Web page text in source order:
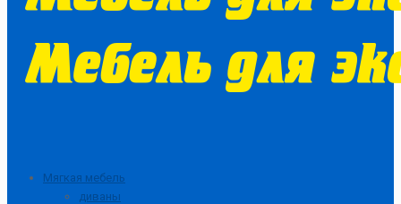
Мягкая мебель
диваны